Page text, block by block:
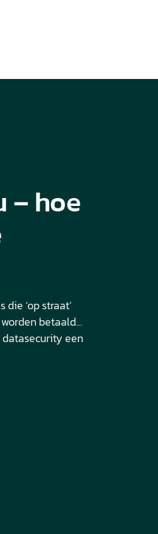
– hoe
‘op straat’
betaald…
een